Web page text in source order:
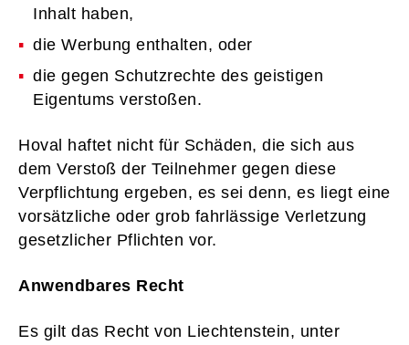
Inhalt haben, ­
die Werbung enthalten, oder ­
die gegen Schutzrechte des geistigen
Eigentums verstoßen.
Hoval haftet nicht für Schäden, die sich aus
dem Verstoß der Teilnehmer gegen diese
Verpflichtung ergeben, es sei denn, es liegt eine
vorsätzliche oder grob fahrlässige Verletzung
gesetzlicher Pflichten vor.
Anwendbares Recht
Es gilt das Recht von Liechtenstein, unter